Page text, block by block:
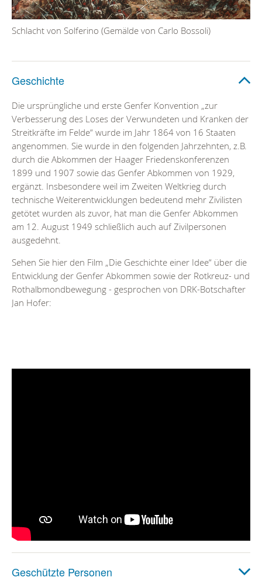
Schlacht von Solferino (Gemälde von Carlo Bossoli)
Geschichte
Die ursprüngliche und erste Genfer Konvention „zur
Verbesserung des Loses der Verwundeten und Kranken der
Streitkräfte im Felde“ wurde im Jahr 1864 von 16 Staaten
angenommen. Sie wurde in den folgenden Jahrzehnten, z.B.
durch die Abkommen der Haager Friedenskonferenzen
1899 und 1907 sowie das Genfer Abkommen von 1929,
ergänzt. Insbesondere weil im Zweiten Weltkrieg durch
technische Weiterentwicklungen bedeutend mehr Zivilisten
getötet wurden als zuvor, hat man die Genfer Abkommen
am 12. August 1949 schließlich auch auf Zivilpersonen
ausgedehnt.
Sehen Sie hier den Film „Die Geschichte einer Idee“ über die
Entwicklung der Genfer Abkommen sowie der Rotkreuz- und
Rothalbmondbewegung - gesprochen von DRK-Botschafter
Jan Hofer:
Geschützte Personen